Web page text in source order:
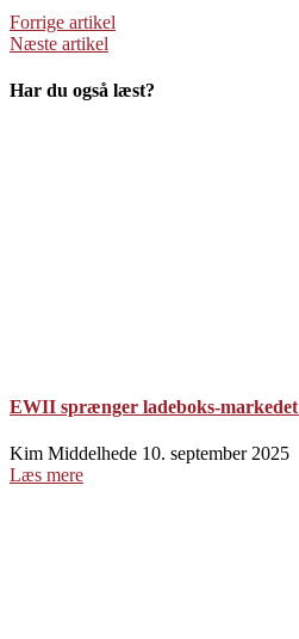
Forrige artikel
Næste artikel
Har du også læst?
EWII sprænger ladeboks-markedet
Kim Middelhede 10. september 2025
Læs mere